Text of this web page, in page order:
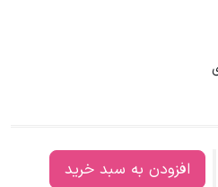
افزودن به سبد خرید